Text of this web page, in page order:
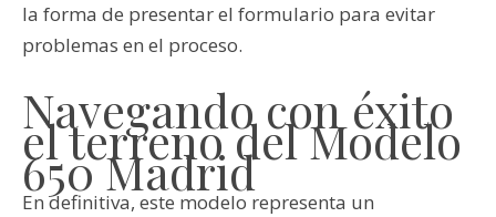
la forma de presentar el formulario para evitar
problemas en el proceso.
Navegando con éxito
el terreno del Modelo
650 Madrid
En definitiva, este modelo representa un